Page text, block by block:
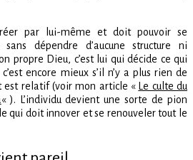
par lui-même et doit pouvoir se
dépendre d’aucune structure ni
propre Dieu, c’est lui qui décide ce qui
encore mieux s’il n’y a plus rien de
est relatif (voir mon article «
Le culte du
« ). L’individu devient une sorte de pion
qui doit innover et se renouveler tout le